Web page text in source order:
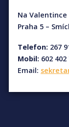
Na Valentince
Praha 5 –
Telefon: 267
Mobil: 602 402
Email: